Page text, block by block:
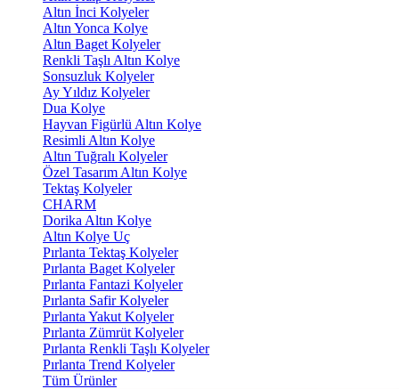
Altın İnci Kolyeler
Altın Yonca Kolye
Altın Baget Kolyeler
Renkli Taşlı Altın Kolye
Sonsuzluk Kolyeler
Ay Yıldız Kolyeler
Dua Kolye
Hayvan Figürlü Altın Kolye
Resimli Altın Kolye
Altın Tuğralı Kolyeler
Özel Tasarım Altın Kolye
Tektaş Kolyeler
CHARM
Dorika Altın Kolye
Altın Kolye Uç
Pırlanta Tektaş Kolyeler
Pırlanta Baget Kolyeler
Pırlanta Fantazi Kolyeler
Pırlanta Safir Kolyeler
Pırlanta Yakut Kolyeler
Pırlanta Zümrüt Kolyeler
Pırlanta Renkli Taşlı Kolyeler
Pırlanta Trend Kolyeler
Tüm Ürünler